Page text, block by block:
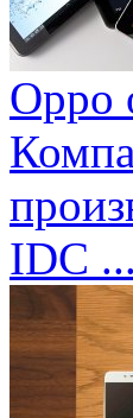
Oppo
IDC ...